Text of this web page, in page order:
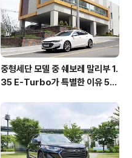
중형세단 모델 중 쉐보레 말리부 1.
35 E-Turbo가 특별한 이유 5가